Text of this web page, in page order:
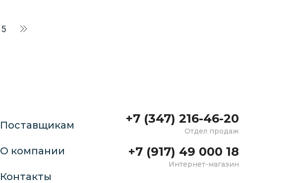
5
Поставщикам
О компании
Контакты
+7 (347) 216-46-20
Отдел продаж
+7 (917) 49 000 18
Интернет-магазин